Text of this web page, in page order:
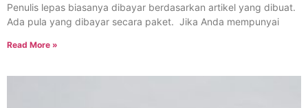
Penulis lepas biasanya dibayar berdasarkan artikel yang dibuat.
Ada pula yang dibayar secara paket. Jika Anda mempunyai
Read More »